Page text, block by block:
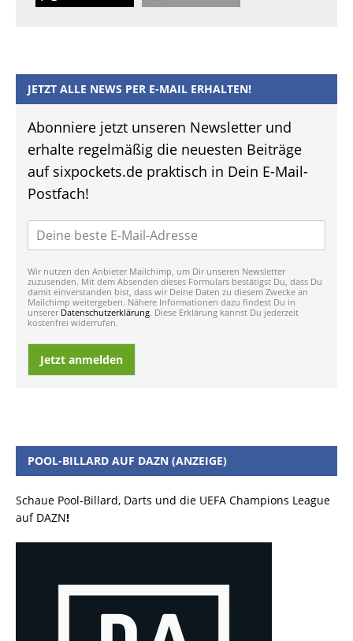
JETZT ALLE NEWS PER E-MAIL ERHALTEN!
Abonniere jetzt unseren Newsletter und
erhalte regelmäßig die neuesten Beiträge
auf sixpockets.de praktisch in Dein E-Mail-
Postfach!
Wir nutzen den Anbieter Mailchimp, um Dir unseren Newsletter
zuzusenden. Mit dem Absenden dieses Formulars bestätigst Du, dass Du
damit einverstanden bist, dass wir Deine Daten zu diesem Zwecke an
Mailchimp weitergeben. Nähere Informationen dazu findest Du in
unserer Datenschutzerklärung. Diese Erklärung kannst Du jederzeit
kostenfrei widerrufen.
Jetzt anmelden
POOL-BILLARD AUF DAZN (ANZEIGE)
Schaue Pool-Billard, Darts und die UEFA Champions League
auf DAZN!